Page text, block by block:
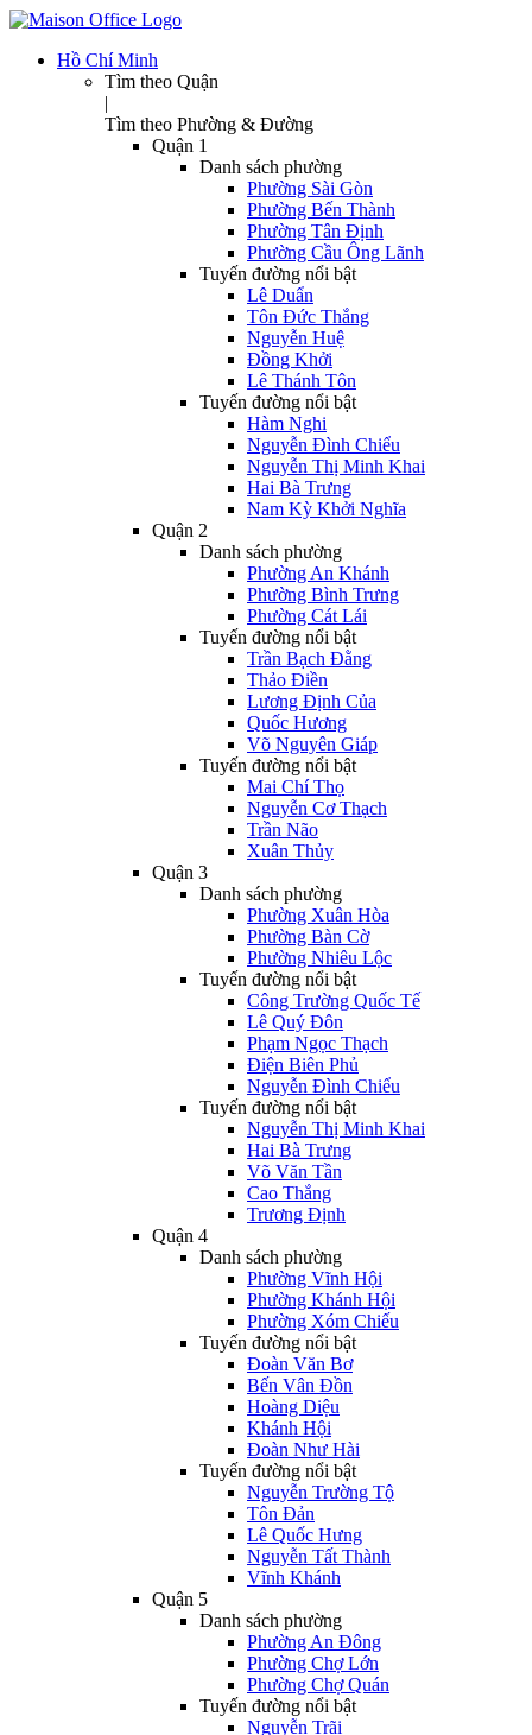
Hồ Chí Minh
Tìm theo Quận
|
Tìm theo Phường & Đường
Quận 1
Danh sách phường
Phường Sài Gòn
Phường Bến Thành
Phường Tân Định
Phường Cầu Ông Lãnh
Tuyến đường nổi bật
Lê Duẩn
Tôn Đức Thắng
Nguyễn Huệ
Đồng Khởi
Lê Thánh Tôn
Tuyến đường nổi bật
Hàm Nghi
Nguyễn Đình Chiểu
Nguyễn Thị Minh Khai
Hai Bà Trưng
Nam Kỳ Khởi Nghĩa
Quận 2
Danh sách phường
Phường An Khánh
Phường Bình Trưng
Phường Cát Lái
Tuyến đường nổi bật
Trần Bạch Đằng
Thảo Điền
Lương Định Của
Quốc Hương
Võ Nguyên Giáp
Tuyến đường nổi bật
Mai Chí Thọ
Nguyễn Cơ Thạch
Trần Não
Xuân Thủy
Quận 3
Danh sách phường
Phường Xuân Hòa
Phường Bàn Cờ
Phường Nhiêu Lộc
Tuyến đường nổi bật
Công Trường Quốc Tế
Lê Quý Đôn
Phạm Ngọc Thạch
Điện Biên Phủ
Nguyễn Đình Chiểu
Tuyến đường nổi bật
Nguyễn Thị Minh Khai
Hai Bà Trưng
Võ Văn Tần
Cao Thắng
Trương Định
Quận 4
Danh sách phường
Phường Vĩnh Hội
Phường Khánh Hội
Phường Xóm Chiếu
Tuyến đường nổi bật
Đoàn Văn Bơ
Bến Vân Đồn
Hoàng Diệu
Khánh Hội
Đoàn Như Hài
Tuyến đường nổi bật
Nguyễn Trường Tộ
Tôn Đản
Lê Quốc Hưng
Nguyễn Tất Thành
Vĩnh Khánh
Quận 5
Danh sách phường
Phường An Đông
Phường Chợ Lớn
Phường Chợ Quán
Tuyến đường nổi bật
Nguyễn Trãi